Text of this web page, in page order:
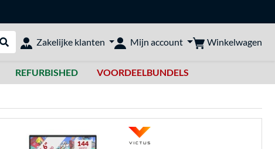
Webshop doorzoeken
Zakelijke klanten Mijn account Winkelwagen
REFURBISHED VOORDEELBUNDELS